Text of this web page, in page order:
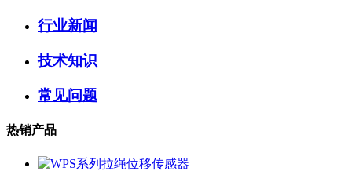
行业新闻
技术知识
常见问题
热销产品